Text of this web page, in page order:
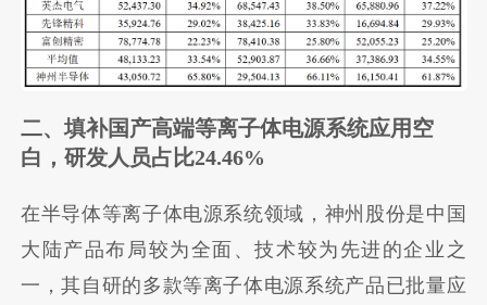
二、填补国产高端等离子体电源系统应用空
白，研发人员占比24.46%
在半导体等离子体电源系统领域，神州股份是中国
大陆产品布局较为全面、技术较为先进的企业之
一，其自研的多款等离子体电源系统产品已批量应